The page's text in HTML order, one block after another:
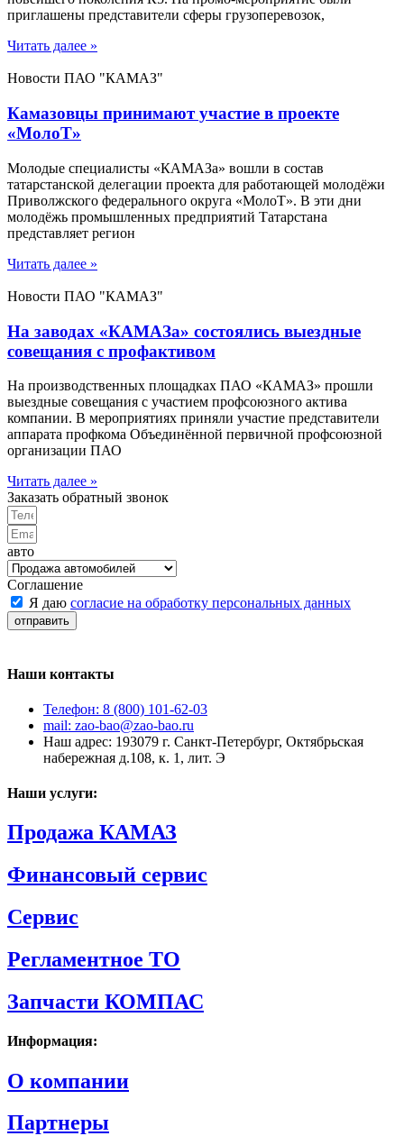
приглашены представители сферы грузоперевозок,
Читать далее »
Новости ПАО "КАМАЗ"
Камазовцы принимают участие в проекте
«МолоТ»
Молодые специалисты «КАМАЗа» вошли в состав
татарстанской делегации проекта для работающей молодёжи
Приволжского федерального округа «МолоТ». В эти дни
молодёжь промышленных предприятий Татарстана
представляет регион
Читать далее »
Новости ПАО "КАМАЗ"
На заводах «КАМАЗа» состоялись выездные
совещания с профактивом
На производственных площадках ПАО «КАМАЗ» прошли
выездные совещания с участием профсоюзного актива
компании. В мероприятиях приняли участие представители
аппарата профкома Объединённой первичной профсоюзной
организации ПАО
Читать далее »
Заказать обратный звонок
авто
Соглашение
Я даю согласие на обработку персональных данных
отправить
Наши контакты
Телефон: 8 (800) 101-62-03
mail: zao-bao@zao-bao.ru
Наш адрес: 193079 г. Санкт-Петербург, Октябрьская
набережная д.108, к. 1, лит. Э
Наши услуги:
Продажа КАМАЗ
Финансовый сервис
Сервис
Регламентное ТО
Запчасти КОМПАС
Информация:
О компании
Партнеры